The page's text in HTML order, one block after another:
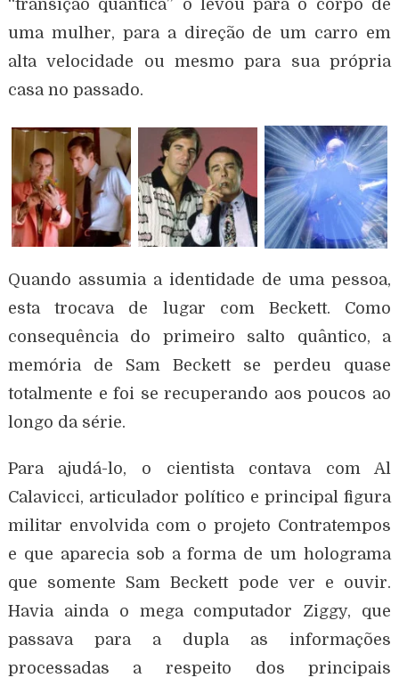
“transição quântica” o levou para o corpo de
uma mulher, para a direção de um carro em
alta velocidade ou mesmo para sua própria
casa no passado.
Quando assumia a identidade de uma pessoa,
esta trocava de lugar com Beckett. Como
consequência do primeiro salto quântico, a
memória de Sam Beckett se perdeu quase
totalmente e foi se recuperando aos poucos ao
longo da série.
Para ajudá-lo, o cientista contava com Al
Calavicci, articulador político e principal figura
militar envolvida com o projeto Contratempos
e que aparecia sob a forma de um holograma
que somente Sam Beckett pode ver e ouvir.
Havia ainda o mega computador Ziggy, que
passava para a dupla as informações
processadas a respeito dos principais